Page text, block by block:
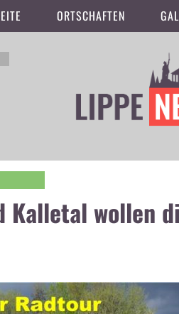
ORTSCHAFTEN
Kalletal wollen